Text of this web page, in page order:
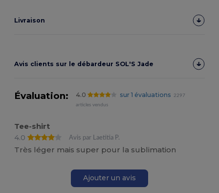
Livraison
Avis clients sur le débardeur SOL'S Jade
Évaluation: 4.0 sur 1 évaluations
2297
articles vendus
Tee-shirt
4.0
Avis par Laetitia P.
Très léger mais super pour la sublimation
Ajouter un avis